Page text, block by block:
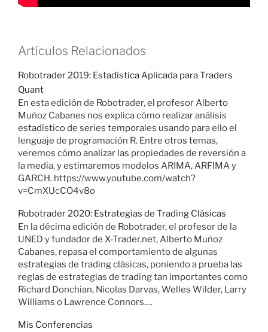
Artículos Relacionados
Robotrader 2019: Estadística Aplicada para Traders
Quant
En esta edición de Robotrader, el profesor Alberto
Muñoz Cabanes nos explica cómo realizar análisis
estadístico de series temporales usando para ello el
lenguaje de programación R. Entre otros temas,
veremos cómo analizar las propiedades de reversión a
la media, y estimaremos modelos ARIMA, ARFIMA y
GARCH. https://www.youtube.com/watch?
v=CmXUcCO4v8o
Robotrader 2020: Estrategias de Trading Clásicas
En la décima edición de Robotrader, el profesor de la
UNED y fundador de X-Trader.net, Alberto Muñoz
Cabanes, repasa el comportamiento de algunas
estrategias de trading clásicas, poniendo a prueba las
reglas de estrategias de trading tan importantes como
Richard Donchian, Nicolas Darvas, Welles Wilder, Larry
Williams o Lawrence Connors.…
Mis Conferencias